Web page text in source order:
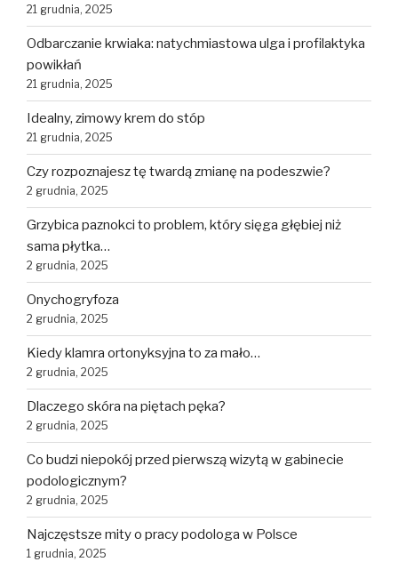
21 grudnia, 2025
Odbarczanie krwiaka: natychmiastowa ulga i profilaktyka
powikłań
21 grudnia, 2025
Idealny, zimowy krem do stóp
21 grudnia, 2025
Czy rozpoznajesz tę twardą zmianę na podeszwie?
2 grudnia, 2025
Grzybica paznokci to problem, który sięga głębiej niż
sama płytka…
2 grudnia, 2025
Onychogryfoza
2 grudnia, 2025
Kiedy klamra ortonyksyjna to za mało…
2 grudnia, 2025
Dlaczego skóra na piętach pęka?
2 grudnia, 2025
Co budzi niepokój przed pierwszą wizytą w gabinecie
podologicznym?
2 grudnia, 2025
Najczęstsze mity o pracy podologa w Polsce
1 grudnia, 2025